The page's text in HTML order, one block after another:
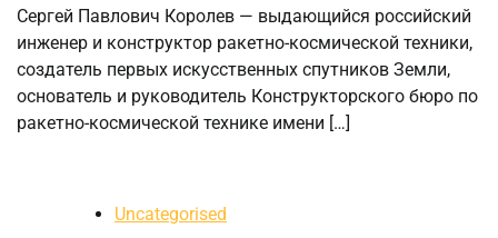
Сергей Павлович Королев — выдающийся российский
инженер и конструктор ракетно-космической техники,
создатель первых искусственных спутников Земли,
основатель и руководитель Конструкторского бюро по
ракетно-космической технике имени […]
Uncategorised